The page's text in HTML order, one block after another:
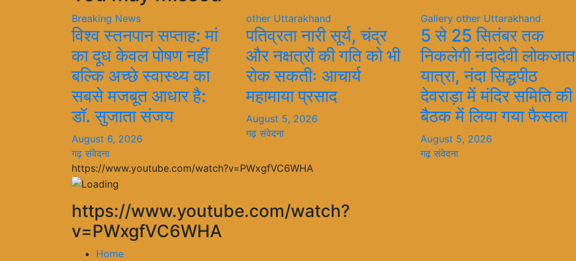
Breaking News
विश्व स्तनपान सप्ताह: मां
का दूध केवल पोषण नहीं
बल्कि अच्छे स्वास्थ्य का
सबसे मजबूत आधार है:
डॉ. सुजाता संजय
August 6, 2026
गढ़ संवेदना
other Uttarakhand
पतिव्रता नारी सूर्य, चंद्र
और नक्षत्रों की गति को भी
रोक सकतीः आचार्य
महामाया प्रसाद
August 5, 2026
गढ़ संवेदना
Gallery other Uttarakhand
5 से 25 सितंबर तक
निकलेगी नंदादेवी लोकजात
यात्रा, नंदा सिद्धपीठ
देवराड़ा में मंदिर समिति की
बैठक में लिया गया फैसला
August 5, 2026
गढ़ संवेदना
https://www.youtube.com/watch?v=PWxgfVC6WHA
https://www.youtube.com/watch?
v=PWxgfVC6WHA
Home